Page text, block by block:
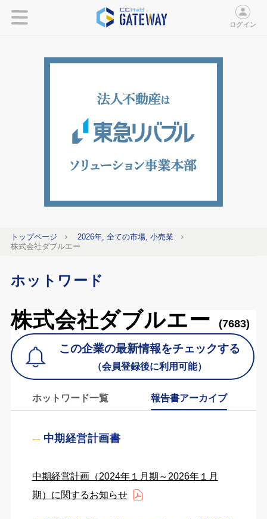
ログイン
トップページ
2026年, 全ての市場, 小売業
株式会社ダブルエー
ホットワード
株式会社ダブルエー (7683)
この企業の最新情報をチェックする
（会員登録後に利用可能）
ホットワード一覧 報告書アーカイブ
中期経営計画書
中期経営計画（2024年１月期～2026年１月
期）に関するお知らせ